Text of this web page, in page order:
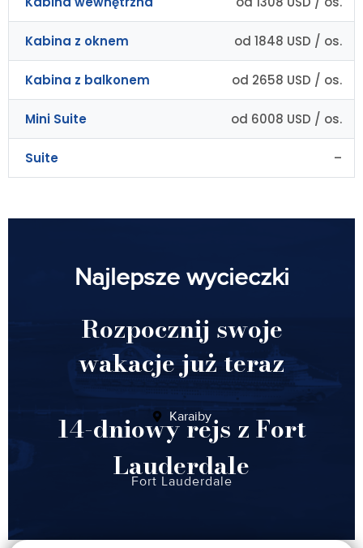
Kabina z oknem od 1848 USD / os.
Kabina z balkonem od 2658 USD / os.
Mini Suite od 6008 USD / os.
Suite –
Najlepsze wycieczki
Rozpocznij swoje
wakacje już teraz
Karaiby
14-dniowy rejs z Fort
Lauderdale
Fort Lauderdale